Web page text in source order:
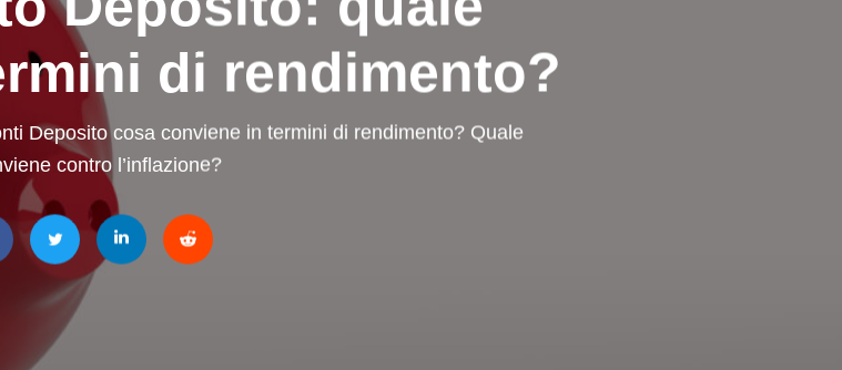
di rendimento?
Deposito cosa conviene in termini di rendimento? Quale
contro l’inflazione?